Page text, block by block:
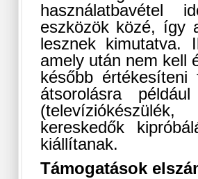
használatbavétel
eszközök közé, így
lesznek kimutatva.
amely után nem kell
később
átsorolásra
kereskedők
kiállítanak.
Támogatások